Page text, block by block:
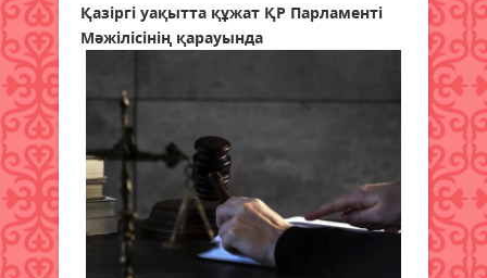
Қазіргі уақытта құжат ҚР Парламенті
Мәжілісінің қарауында